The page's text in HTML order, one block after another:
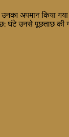
उनका अपमान किया
घंटे उनसे पूछताछ